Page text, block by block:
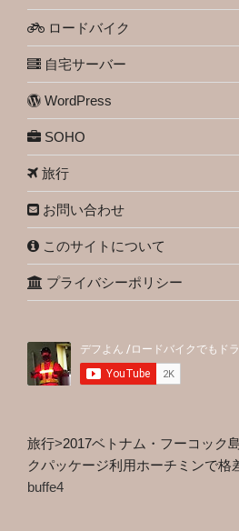
ロードバイク
自宅サーバー
WordPress
SOHO
旅行
お問い合わせ
このサイトについて
プライバシーポリシー
旅行>2017ベトナム・フーコック
クパッケージ利用ホーチミンで格
buffe4